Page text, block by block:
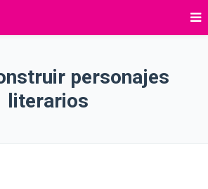
personajes
literarios